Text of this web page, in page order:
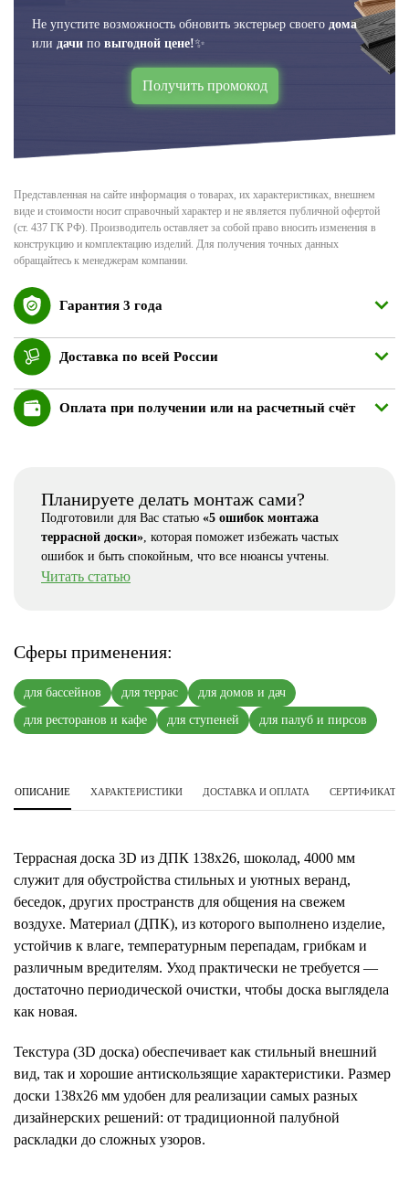
Не упустите возможность обновить экстерьер своего дома
или дачи по выгодной цене!✨
Получить промокод
Представленная на сайте информация о товарах, их характеристиках, внешнем
виде и стоимости носит справочный характер и не является публичной офертой
(ст. 437 ГК РФ). Производитель оставляет за собой право вносить изменения в
конструкцию и комплектацию изделий. Для получения точных данных
обращайтесь к менеджерам компании.
Гарантия 3 года
Доставка по всей России
Оплата при получении или на расчетный счёт
Планируете делать монтаж сами?
Подготовили для Вас статью «5 ошибок монтажа
террасной доски», которая поможет избежать частых
ошибок и быть спокойным, что все нюансы учтены.
Читать статью
Сферы применения:
для бассейнов для террас
для домов и дач
для ресторанов и кафе
для ступеней для палуб и пирсов
ОПИСАНИЕ ХАРАКТЕРИСТИКИ ДОСТАВКА И ОПЛАТА СЕРТИФИКАТЫ
Террасная доска 3D из ДПК 138х26, шоколад, 4000 мм
служит для обустройства стильных и уютных веранд,
беседок, других пространств для общения на свежем
воздухе. Материал (ДПК), из которого выполнено изделие,
устойчив к влаге, температурным перепадам, грибкам и
различным вредителям. Уход практически не требуется —
достаточно периодической очистки, чтобы доска выглядела
как новая.
Текстура (3D доска) обеспечивает как стильный внешний
вид, так и хорошие антискользящие характеристики. Размер
доски 138x26 мм удобен для реализации самых разных
дизайнерских решений: от традиционной палубной
раскладки до сложных узоров.